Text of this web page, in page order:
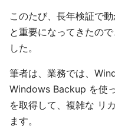
このたび、長年検証で
と重要になってきたの
した。
筆者は、業務では、
Windows Backup を使
を取得して、複雑な リ
ます。